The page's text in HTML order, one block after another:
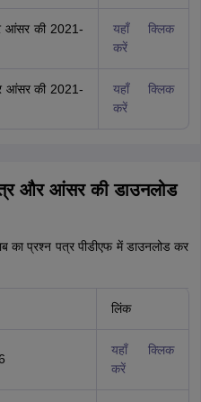
आंसर की 2021-
यहाँ क्लिक
करें
आंसर की 2021-
यहाँ क्लिक
करें
और आंसर की डाउनलोड
का प्रश्न पत्र पीडीएफ में डाउनलोड कर
लिंक
यहाँ क्लिक
करें